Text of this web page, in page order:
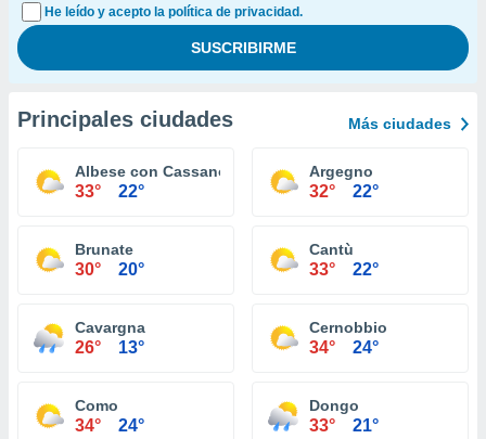
He leído y acepto la política de privacidad.
Principales ciudades Más ciudades
Albese con Cassano
33° 22°
Argegno
32° 22°
Brunate
30° 20°
Cantù
33° 22°
Cavargna
26° 13°
Cernobbio
34° 24°
Como
34° 24°
Dongo
33° 21°